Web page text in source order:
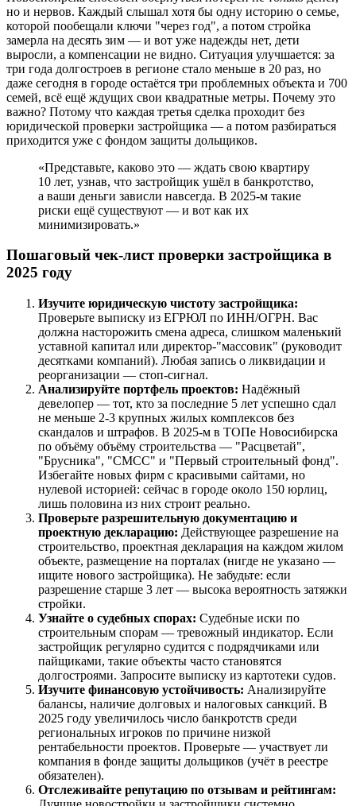
но и нервов. Каждый слышал хотя бы одну историю о семье,
которой пообещали ключи "через год", а потом стройка
замерла на десять зим — и вот уже надежды нет, дети
выросли, а компенсации не видно. Ситуация улучшается: за
три года долгостроев в регионе стало меньше в 20 раз, но
даже сегодня в городе остаётся три проблемных объекта и 700
семей, всё ещё ждущих свои квадратные метры. Почему это
важно? Потому что каждая третья сделка проходит без
юридической проверки застройщика — а потом разбираться
приходится уже с фондом защиты дольщиков.
«Представьте, каково это — ждать свою квартиру
10 лет, узнав, что застройщик ушёл в банкротство,
а ваши деньги зависли навсегда. В 2025-м такие
риски ещё существуют — и вот как их
минимизировать.»
Пошаговый чек-лист проверки застройщика в
2025 году
Изучите юридическую чистоту застройщика:
Проверьте выписку из ЕГРЮЛ по ИНН/ОГРН. Вас
должна насторожить смена адреса, слишком маленький
уставной капитал или директор-"массовик" (руководит
десятками компаний). Любая запись о ликвидации и
реорганизации — стоп-сигнал.
Анализируйте портфель проектов: Надёжный
девелопер — тот, кто за последние 5 лет успешно сдал
не меньше 2-3 крупных жилых комплексов без
скандалов и штрафов. В 2025-м в ТОПе Новосибирска
по объёму объёму строительства — "Расцветай",
"Брусника", "СМСС" и "Первый строительный фонд".
Избегайте новых фирм с красивыми сайтами, но
нулевой историей: сейчас в городе около 150 юрлиц,
лишь половина из них строит реально.
Проверьте разрешительную документацию и
проектную декларацию: Действующее разрешение на
строительство, проектная декларация на каждом жилом
объекте, размещение на порталах (нигде не указано —
ищите нового застройщика). Не забудьте: если
разрешение старше 3 лет — высока вероятность затяжки
стройки.
Узнайте о судебных спорах: Судебные иски по
строительным спорам — тревожный индикатор. Если
застройщик регулярно судится с подрядчиками или
пайщиками, такие объекты часто становятся
долгостроями. Запросите выписку из картотеки судов.
Изучите финансовую устойчивость: Анализируйте
балансы, наличие долговых и налоговых санкций. В
2025 году увеличилось число банкротств среди
региональных игроков по причине низкой
рентабельности проектов. Проверьте — участвует ли
компания в фонде защиты дольщиков (учёт в реестре
обязателен).
Отслеживайте репутацию по отзывам и рейтингам: